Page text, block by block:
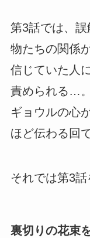
第3話では、
物たちの関係
信じていた人
責められる…。
ギョウルの心
ほど伝わる回
それでは第3話
裏切りの花束